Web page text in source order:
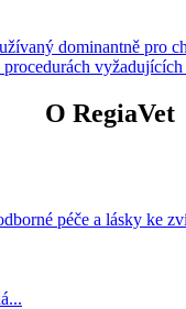
dominantně pro
O RegiaVet
péče a lásky ke